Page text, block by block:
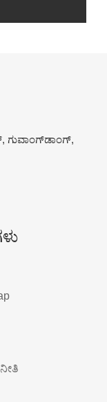
ಗುವಾಂಗ್‌ಡಾಂಗ್,